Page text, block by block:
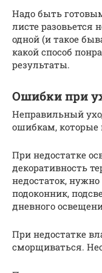
Надо быть
листе разовьется
одной (и такое
какой способ
результаты.
Ошибки при
Неправильный
ошибкам, которые
При недостатке
декоративность
недостаток,
подоконник,
дневного
При недостатке
сморщиваться.